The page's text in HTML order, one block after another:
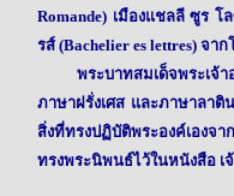
Romande) เมืองแชลลี ซูร โ
รส์ (Bachelier es lettres) จ
พระบาทสมเด็จพระเจ้
ภาษาฝรั่งเศส และภาษาลาติ
สิ่งที่ทรงปฏิบัติพระองค์เองจ
ทรงพระนิพนธ์ไว้ในหนังสือ เ